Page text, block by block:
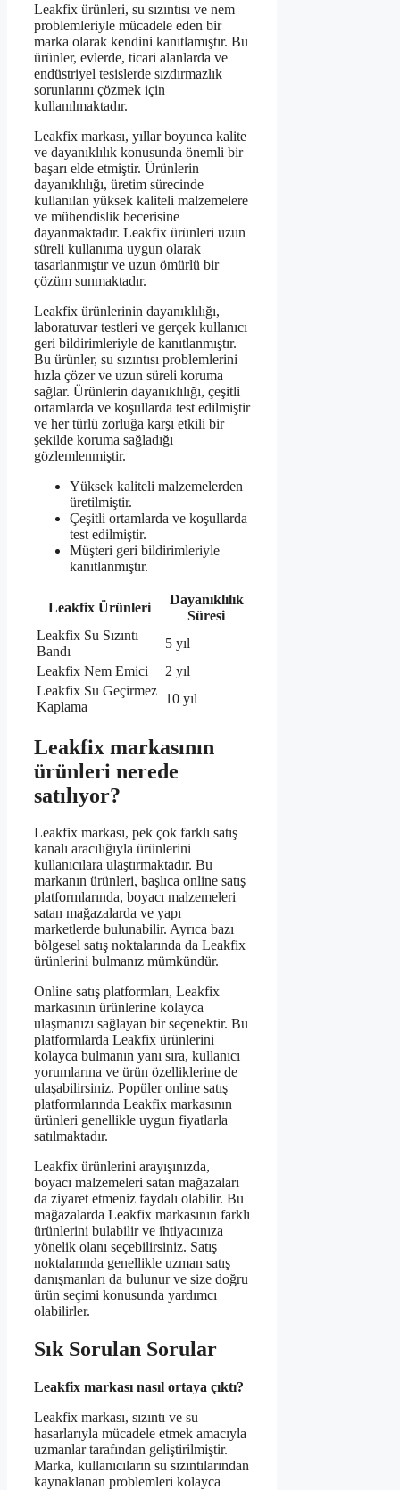
Leakfix ürünleri, su sızıntısı ve nem
problemleriyle mücadele eden bir
marka olarak kendini kanıtlamıştır. Bu
ürünler, evlerde, ticari alanlarda ve
endüstriyel tesislerde sızdırmazlık
sorunlarını çözmek için
kullanılmaktadır.
Leakfix markası, yıllar boyunca kalite
ve dayanıklılık konusunda önemli bir
başarı elde etmiştir. Ürünlerin
dayanıklılığı, üretim sürecinde
kullanılan yüksek kaliteli malzemelere
ve mühendislik becerisine
dayanmaktadır. Leakfix ürünleri uzun
süreli kullanıma uygun olarak
tasarlanmıştır ve uzun ömürlü bir
çözüm sunmaktadır.
Leakfix ürünlerinin dayanıklılığı,
laboratuvar testleri ve gerçek kullanıcı
geri bildirimleriyle de kanıtlanmıştır.
Bu ürünler, su sızıntısı problemlerini
hızla çözer ve uzun süreli koruma
sağlar. Ürünlerin dayanıklılığı, çeşitli
ortamlarda ve koşullarda test edilmiştir
ve her türlü zorluğa karşı etkili bir
şekilde koruma sağladığı
gözlemlenmiştir.
Yüksek kaliteli malzemelerden
üretilmiştir.
Çeşitli ortamlarda ve koşullarda
test edilmiştir.
Müşteri geri bildirimleriyle
kanıtlanmıştır.
Leakfix Ürünleri
Dayanıklılık
Süresi
Leakfix Su Sızıntı
Bandı
5 yıl
Leakfix Nem Emici
2 yıl
Leakfix Su Geçirmez
Kaplama
10 yıl
Leakfix markasının
ürünleri nerede
satılıyor?
Leakfix markası, pek çok farklı satış
kanalı aracılığıyla ürünlerini
kullanıcılara ulaştırmaktadır. Bu
markanın ürünleri, başlıca online satış
platformlarında, boyacı malzemeleri
satan mağazalarda ve yapı
marketlerde bulunabilir. Ayrıca bazı
bölgesel satış noktalarında da Leakfix
ürünlerini bulmanız mümkündür.
Online satış platformları, Leakfix
markasının ürünlerine kolayca
ulaşmanızı sağlayan bir seçenektir. Bu
platformlarda Leakfix ürünlerini
kolayca bulmanın yanı sıra, kullanıcı
yorumlarına ve ürün özelliklerine de
ulaşabilirsiniz. Popüler online satış
platformlarında Leakfix markasının
ürünleri genellikle uygun fiyatlarla
satılmaktadır.
Leakfix ürünlerini arayışınızda,
boyacı malzemeleri satan mağazaları
da ziyaret etmeniz faydalı olabilir. Bu
mağazalarda Leakfix markasının farklı
ürünlerini bulabilir ve ihtiyacınıza
yönelik olanı seçebilirsiniz. Satış
noktalarında genellikle uzman satış
danışmanları da bulunur ve size doğru
ürün seçimi konusunda yardımcı
olabilirler.
Sık Sorulan Sorular
Leakfix markası nasıl ortaya çıktı?
Leakfix markası, sızıntı ve su
hasarlarıyla mücadele etmek amacıyla
uzmanlar tarafından geliştirilmiştir.
Marka, kullanıcıların su sızıntılarından
kaynaklanan problemleri kolayca